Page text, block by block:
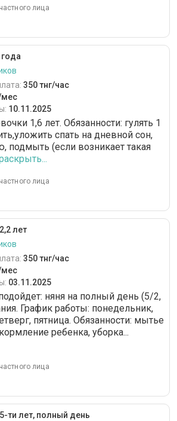
лица
года
350 тнг/час
мес
10.11.2025
1,6 лет. Обязанности: гулять 1
спать на дневной сон,
подмыть (если возникает такая
лица
лет
350 тнг/час
мес
03.11.2025
няня на полный день (5/2,
График работы: понедельник,
пятница. Обязанности: мытье
ребенка, уборка...
лица
ти лет, полный день